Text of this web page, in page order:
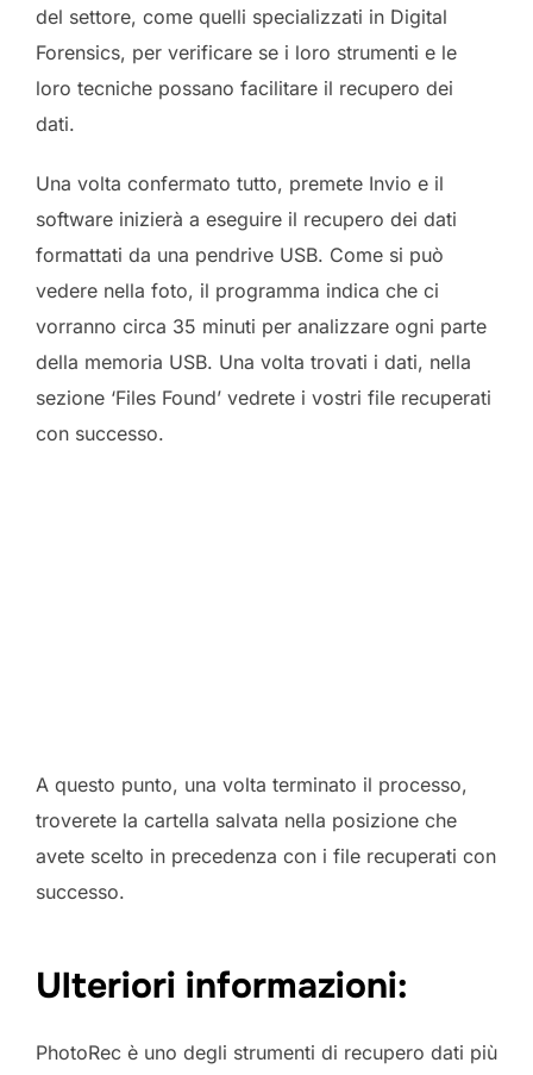
del settore, come quelli specializzati in Digital
Forensics, per verificare se i loro strumenti e le
loro tecniche possano facilitare il recupero dei
dati.
Una volta confermato tutto, premete Invio e il
software inizierà a eseguire il recupero dei dati
formattati da una pendrive USB. Come si può
vedere nella foto, il programma indica che ci
vorranno circa 35 minuti per analizzare ogni parte
della memoria USB. Una volta trovati i dati, nella
sezione ‘Files Found’ vedrete i vostri file recuperati
con successo.
A questo punto, una volta terminato il processo,
troverete la cartella salvata nella posizione che
avete scelto in precedenza con i file recuperati con
successo.
Ulteriori informazioni:
PhotoRec è uno degli strumenti di recupero dati più